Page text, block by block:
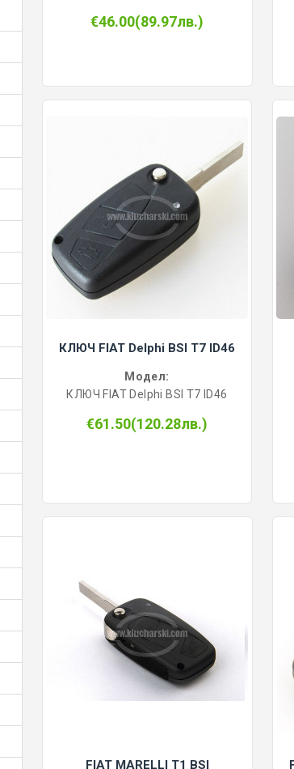
€46.00(89.97лв.)
КЛЮЧ FIAT Delphi BSI T7 ID46
Модел:
КЛЮЧ FIAT Delphi BSI T7 ID46
€61.50(120.28лв.)
FIAT MARELLI T1 BSI